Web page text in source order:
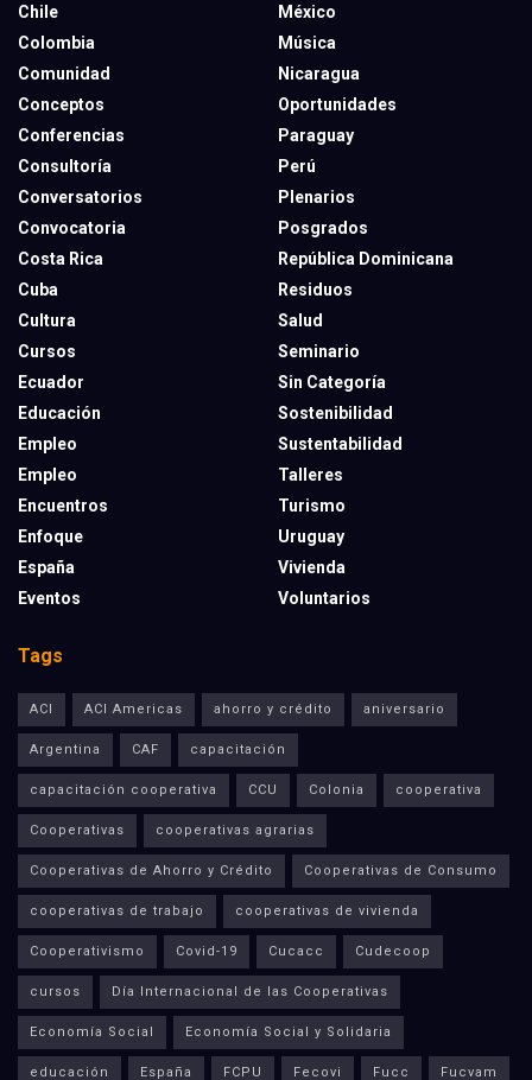
Chile
Colombia
Comunidad
Conceptos
Conferencias
Consultoría
Conversatorios
Convocatoria
Costa Rica
Cuba
Cultura
Cursos
Ecuador
Educación
Empleo
Empleo
Encuentros
Enfoque
España
Eventos
México
Música
Nicaragua
Oportunidades
Paraguay
Perú
Plenarios
Posgrados
República Dominicana
Residuos
Salud
Seminario
Sin Categoría
Sostenibilidad
Sustentabilidad
Talleres
Turismo
Uruguay
Vivienda
Voluntarios
Tags
ACI ACI Americas ahorro y crédito aniversario
Argentina CAF capacitación
capacitación cooperativa CCU Colonia cooperativa
Cooperativas cooperativas agrarias
Cooperativas de Ahorro y Crédito Cooperativas de Consumo
cooperativas de trabajo cooperativas de vivienda
Cooperativismo Covid-19 Cucacc Cudecoop
cursos Día Internacional de las Cooperativas
Economía Social Economía Social y Solidaria
educación España FCPU Fecovi Fucc Fucvam